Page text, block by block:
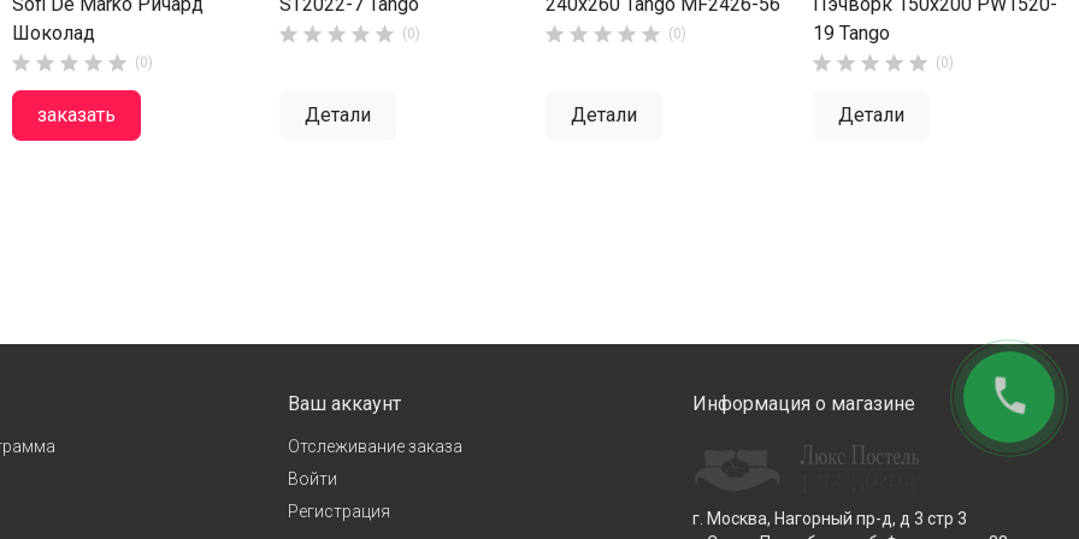
Шоколад
     (0)
заказать
     (0)
Детали
     (0)
Детали
19 Tango
     (0)
Детали
Ваш аккаунт
Отслеживание заказа
Войти
Регистрация
Информация о магазине
г. Москва, Нагорный пр-д, д 3 стр 3
phone